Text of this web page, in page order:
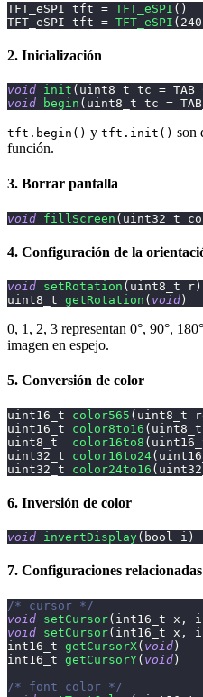
TFT_eSPI tft = TFT_eSPI ( )
TFT_eSPI tft = TFT_eSPI ( 240
2. Inicialización
void init ( uint8_t tc =
void
begin ( uint8_t tc =
tft.begin() y tft.init() son
función.
3. Borrar pantalla
void fillScreen ( uint32_t
4. Configuración de la
void setRotation ( uint8_t r )
uint8_t getRotation ( void )
0, 1, 2, 3 representan 0°, 90°,
imagen en espejo.
5. Conversión de color
uint16_t color565 ( uint8_t
uint16_t
color8to16 ( uint8_t
uint8_t
color16to8 (
uint32_t
color16to24(
uint32_t
color24to16 (
6. Inversión de color
void invertDisplay( bool i )
7. Configuraciones
/* cursor */
void setCursor( int16_t x ,
void setCursor( int16_t x ,
int16_t getCursorX( void)
int16_t getCursorY( void)
/* font color */